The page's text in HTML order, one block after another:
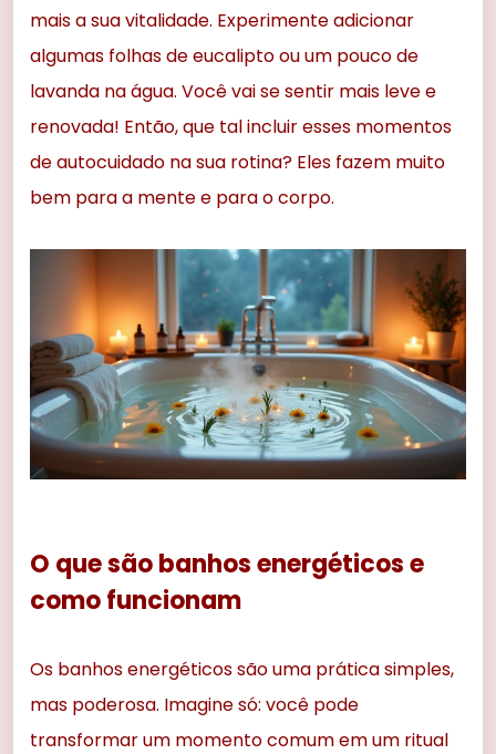
mais a sua vitalidade. Experimente adicionar
algumas folhas de eucalipto ou um pouco de
lavanda na água. Você vai se sentir mais leve e
renovada! Então, que tal incluir esses momentos
de autocuidado na sua rotina? Eles fazem muito
bem para a mente e para o corpo.
O que são banhos energéticos e
como funcionam
Os banhos energéticos são uma prática simples,
mas poderosa. Imagine só: você pode
transformar um momento comum em um ritual